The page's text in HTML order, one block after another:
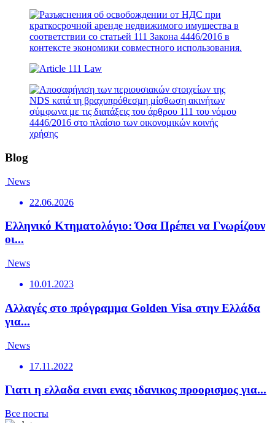
Blog
News
22.06.2026
Ελληνικό Κτηματολόγιο: Όσα Πρέπει να Γνωρίζουν
οι...
News
10.01.2023
Αλλαγές στο πρόγραμμα Golden Visa στην Ελλάδα
για...
News
17.11.2022
Γιατι η ελλαδα ειναι ενας ιδανικος προορισμος για...
Все посты